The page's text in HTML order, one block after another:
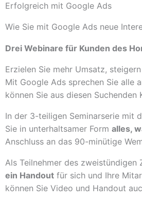
Erfolgreich mit Google Ads
Wie Sie mit Google Ads neue
Drei Webinare für Kunden des
Erzielen Sie mehr Umsatz,
Mit Google Ads sprechen Sie alle
können Sie aus diesen Suchenden
In der 3-teiligen Seminarserie mit
Sie in unterhaltsamer Form alles,
Anschluss an das 90-minütige
Als Teilnehmer des zweistündigen
ein Handout für sich und Ihre
können Sie Video und Handout